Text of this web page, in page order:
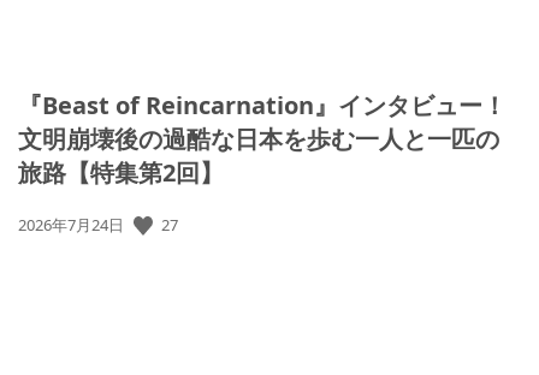
『Beast of Reincarnation』インタビュー！
文明崩壊後の過酷な日本を歩む一人と一匹の
旅路【特集第2回】
公
2026年7月24日 27